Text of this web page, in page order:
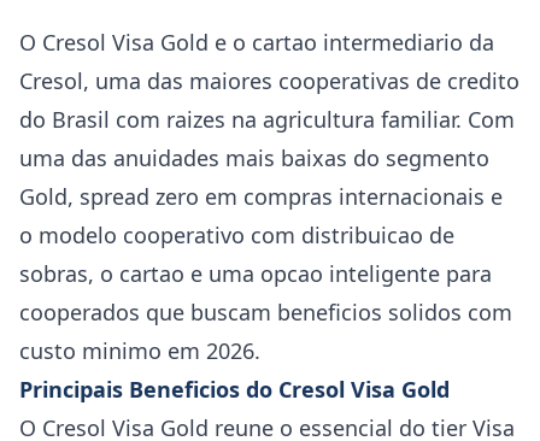
O Cresol Visa Gold e o cartao intermediario da
Cresol, uma das maiores cooperativas de credito
do Brasil com raizes na agricultura familiar. Com
uma das anuidades mais baixas do segmento
Gold, spread zero em compras internacionais e
o modelo cooperativo com distribuicao de
sobras, o cartao e uma opcao inteligente para
cooperados que buscam beneficios solidos com
custo minimo em 2026.
Principais Beneficios do Cresol Visa Gold
O Cresol Visa Gold reune o essencial do tier Visa